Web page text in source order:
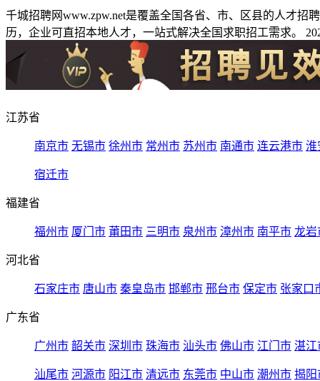
千城招聘网www.zpw.net是覆盖全国各省、市、区县的人才
历，企业可直招本地人才，一站式解决全国求职招工需求。
江苏省
南京市 无锡市 徐州市 常州市 苏州市 南通市 连云港市 淮
宿迁市
福建省
福州市 厦门市 莆田市 三明市 泉州市 漳州市 南平市 龙岩
河北省
石家庄市 唐山市 秦皇岛市 邯郸市 邢台市 保定市 张家口
广东省
广州市 韶关市 深圳市 珠海市 汕头市 佛山市 江门市 湛江
汕尾市 河源市 阳江市 清远市 东莞市 中山市 潮州市 揭阳